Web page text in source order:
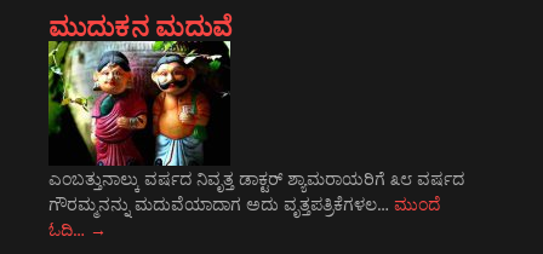
ಮುದುಕನ ಮದುವೆ
ಎಂಬತ್ತುನಾಲ್ಕು ವರ್ಷದ ನಿವೃತ್ತ ಡಾಕ್ಟರ್ ಶ್ಯಾಮರಾಯರಿಗೆ ೩೮ ವರ್ಷದ
ಗೌರಮ್ಮನನ್ನು ಮದುವೆಯಾದಾಗ ಅದು ವೃತ್ತಪತ್ರಿಕೆಗಳಲ… ಮುಂದೆ
ಓದಿ… →